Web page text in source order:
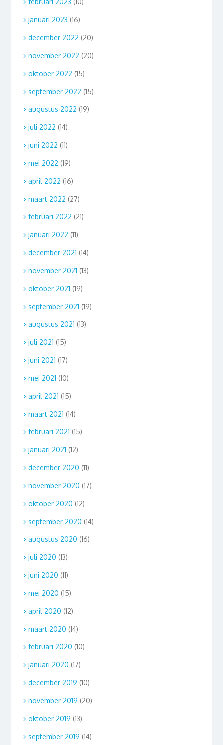
februari 2023 (10)
januari 2023 (16)
december 2022 (20)
november 2022 (20)
oktober 2022 (15)
september 2022 (15)
augustus 2022 (19)
juli 2022 (14)
juni 2022 (11)
mei 2022 (19)
april 2022 (16)
maart 2022 (27)
februari 2022 (21)
januari 2022 (11)
december 2021 (14)
november 2021 (13)
oktober 2021 (19)
september 2021 (19)
augustus 2021 (13)
juli 2021 (15)
juni 2021 (17)
mei 2021 (10)
april 2021 (15)
maart 2021 (14)
februari 2021 (15)
januari 2021 (12)
december 2020 (11)
november 2020 (17)
oktober 2020 (12)
september 2020 (14)
augustus 2020 (16)
juli 2020 (13)
juni 2020 (11)
mei 2020 (15)
april 2020 (12)
maart 2020 (14)
februari 2020 (10)
januari 2020 (17)
december 2019 (10)
november 2019 (20)
oktober 2019 (13)
september 2019 (14)